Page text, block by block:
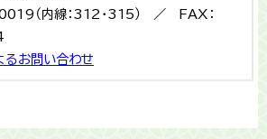
（内線：312・315） ／ FAX：
るお問い合わせ